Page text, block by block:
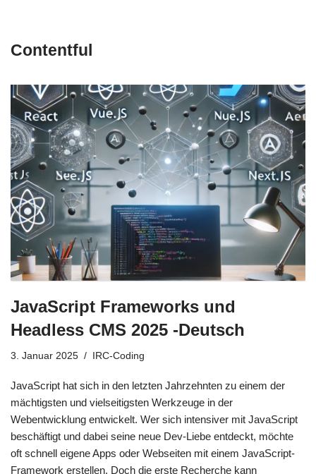
Contentful
JavaScript Frameworks und
Headless CMS 2025 -Deutsch
3. Januar 2025 IRC-Coding
JavaScript hat sich in den letzten Jahrzehnten zu einem der
mächtigsten und vielseitigsten Werkzeuge in der
Webentwicklung entwickelt. Wer sich intensiver mit JavaScript
beschäftigt und dabei seine neue Dev-Liebe entdeckt, möchte
oft schnell eigene Apps oder Webseiten mit einem JavaScript-
Framework erstellen. Doch die erste Recherche kann